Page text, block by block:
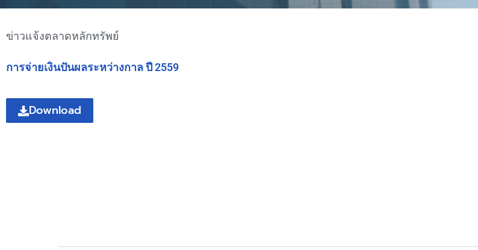
ข่าวแจ้งตลาดหลักทรัพย์
การจ่ายเงินปันผลระหว่างกาล ปี 2559
Download